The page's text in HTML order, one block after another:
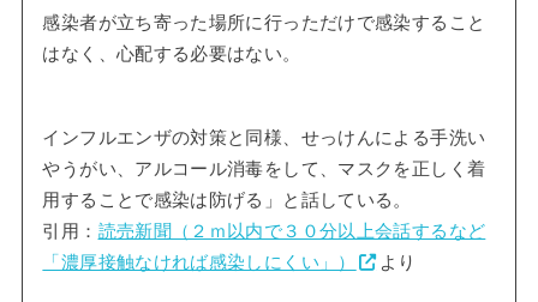
感染者が立ち寄った場所に行っただけで感染すること
はなく、心配する必要はない。
インフルエンザの対策と同様、せっけんによる手洗い
やうがい、アルコール消毒をして、マスクを正しく着
用することで感染は防げる」と話している。
引用： 読売新聞（２ｍ以内で３０分以上会話するなど
「濃厚接触なければ感染しにくい」）
より